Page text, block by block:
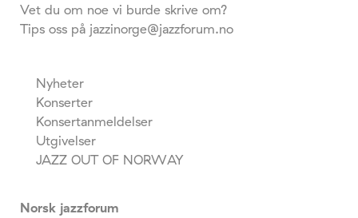
Vet du om noe vi burde skrive om?
Tips oss på jazzinorge@jazzforum.no
Nyheter
Konserter
Konsertanmeldelser
Utgivelser
JAZZ OUT OF NORWAY
Norsk jazzforum